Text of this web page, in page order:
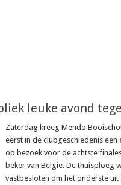
leuke avond
Zaterdag kreeg Mendo
eerst in de clubgeschiedenis een
op bezoek voor de achtste
beker van België. De thuisploeg
vastbesloten om het onderste uit